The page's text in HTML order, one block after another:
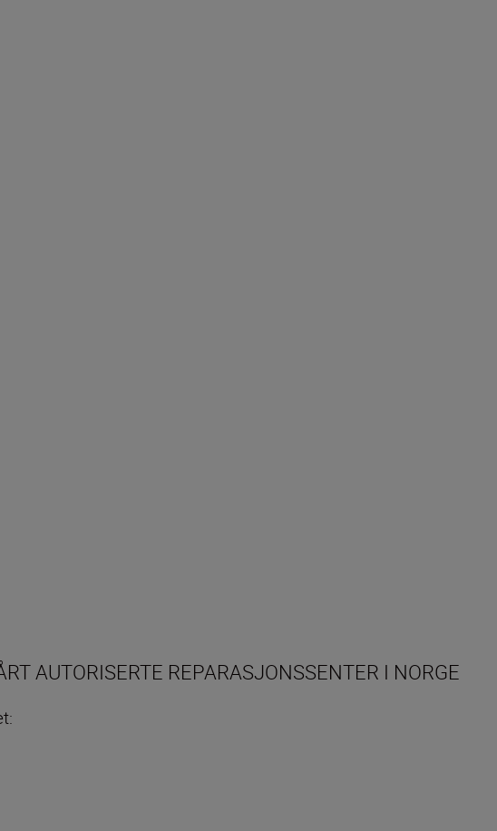
AUTORISERTE REPARASJONSSENTER I NORGE